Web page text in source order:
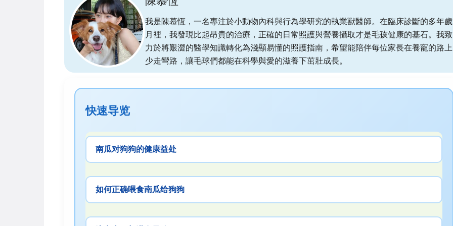
我是陳慕恆，一名專注於小動物內科與行為學研究的執業獸醫師。在臨床診斷的多年歲
月裡，我發現比起昂貴的治療，正確的日常照護與營養攝取才是毛孩健康的基石。我致
力於將艱澀的醫學知識轉化為淺顯易懂的照護指南，希望能陪伴每位家長在養寵的路上
少走彎路，讓毛球們都能在科學與愛的滋養下茁壯成長。
快速导览
南瓜对狗狗的健康益处
如何正确喂食南瓜给狗狗